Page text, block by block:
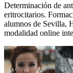
Determinación de
eritrocitarios.
alumnos de Sevilla,
modalidad online